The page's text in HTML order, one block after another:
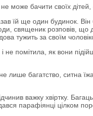
може бачити своїх
їй ще один будинок. Він
священик розповів, що
тужить за своїм
не помітила, як вони
лише багатство, ситна
важку хвіртку.
парафіянці цілком